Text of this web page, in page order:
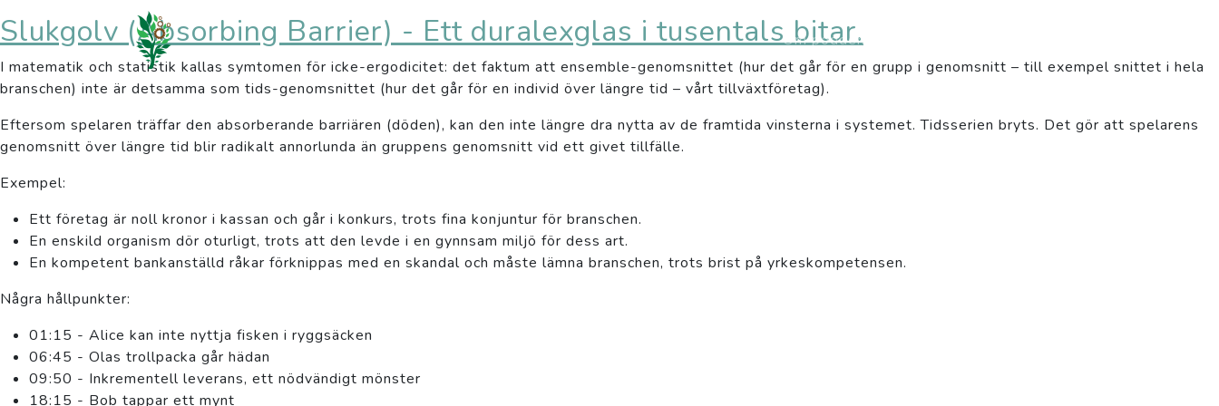
Om podden
Slukgolv (Absorbing Barrier) - Ett duralexglas i tusentals bitar.
I matematik och statistik kallas symtomen för icke-ergodicitet: det faktum att ensemble-genomsnittet (hur det går för en grupp i genomsnitt – till exempel snittet i hela
branschen) inte är detsamma som tids-genomsnittet (hur det går för en individ över längre tid – vårt tillväxtföretag).
Eftersom spelaren träffar den absorberande barriären (döden), kan den inte längre dra nytta av de framtida vinsterna i systemet. Tidsserien bryts. Det gör att spelarens
genomsnitt över längre tid blir radikalt annorlunda än gruppens genomsnitt vid ett givet tillfälle.
Exempel:
Ett företag är noll kronor i kassan och går i konkurs, trots fina konjuntur för branschen.
En enskild organism dör oturligt, trots att den levde i en gynnsam miljö för dess art.
En kompetent bankanställd råkar förknippas med en skandal och måste lämna branschen, trots brist på yrkeskompetensen.
Några hållpunkter:
01:15 - Alice kan inte nyttja fisken i ryggsäcken
06:45 - Olas trollpacka går hädan
09:50 - Inkrementell leverans, ett nödvändigt mönster
18:15 - Bob tappar ett mynt